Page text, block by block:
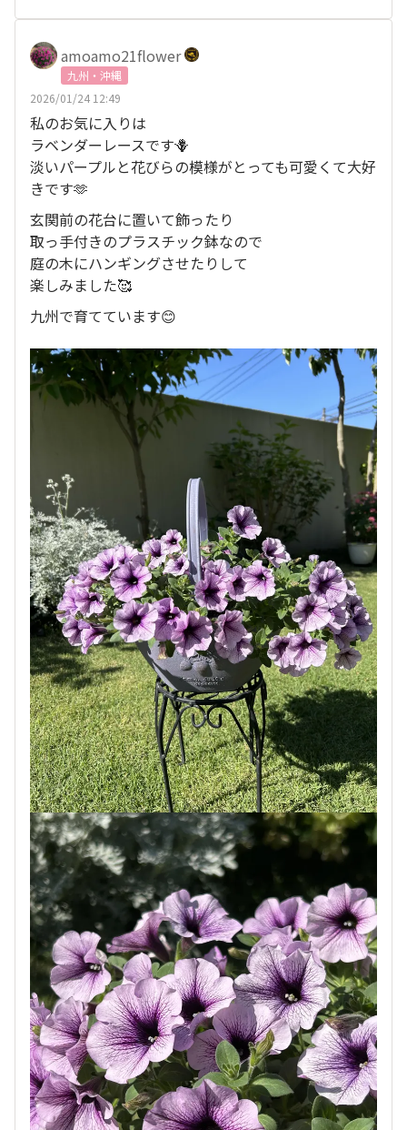
amoamo21flower
九州・沖縄
2026/01/24 12:49
私のお気に入りは
ラベンダーレースです🪻
淡いパープルと花びらの模様がとっても可愛くて大好
きです🫶
玄関前の花台に置いて飾ったり
取っ手付きのプラスチック鉢なので
庭の木にハンギングさせたりして
楽しみました🥰
九州で育てています😊